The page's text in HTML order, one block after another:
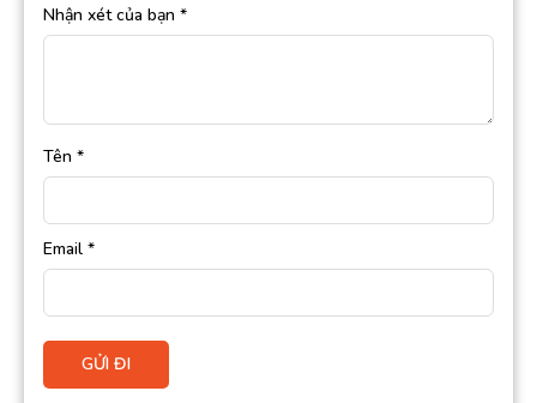
Nhận xét của bạn *
Tên *
Email *